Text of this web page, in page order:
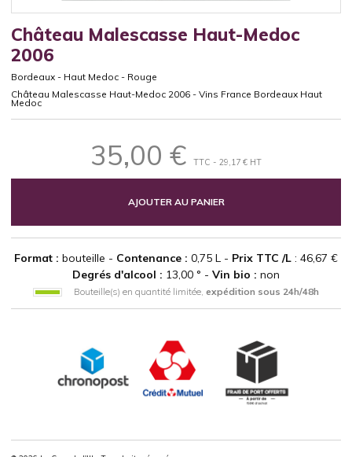
Château Malescasse Haut-Medoc
2006
Bordeaux - Haut Medoc - Rouge
Château Malescasse Haut-Medoc 2006 - Vins France Bordeaux Haut
Medoc
35,00 € TTC - 29,17 € HT
AJOUTER AU PANIER
Format : bouteille - Contenance : 0,75 L - Prix TTC /L : 46,67 €
Degrés d'alcool : 13,00 ° - Vin bio : non
Bouteille(s) en quantité limitée, expédition sous 24h/48h